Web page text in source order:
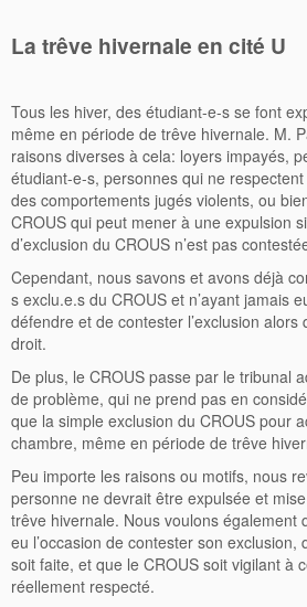
La trêve hivernale en cité U
Tous les hiver, des étudiant-e-s se font
même en période de trêve hivernale. M.
raisons diverses à cela: loyers impayés,
étudiant-e-s, personnes qui ne
des comportements jugés violents, ou
CROUS qui peut mener à une expulsion
d’exclusion du CROUS n’est pas
Cependant, nous savons et avons déjà
s exclu.e.s du CROUS et n’ayant jamais
défendre et de contester l’exclusion alors
droit.
De plus, le CROUS passe par le tribunal
de problème, qui ne prend pas en
que la simple exclusion du CROUS pour
chambre, même en période de trêve
Peu importe les raisons ou motifs, nous
personne ne devrait être expulsée et
trêve hivernale. Nous voulons également
eu l’occasion de contester son exclusion,
soit faite, et que le CROUS soit vigilant à
réellement respecté.